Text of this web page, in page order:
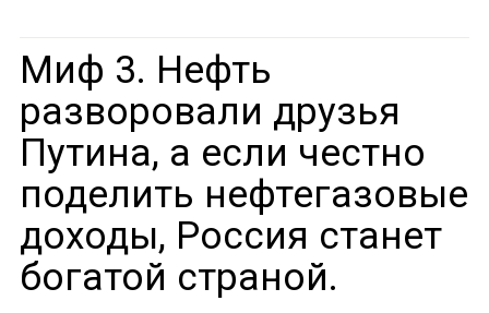
Миф 3. Нефть
разворовали друзья
Путина, а если честно
поделить нефтегазовые
доходы, Россия станет
богатой страной.